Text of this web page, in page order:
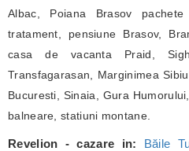
Albac, Poiana Brasov
tratament, pensiune Brasov,
casa de vacanta Praid,
Transfagarasan, Marginimea
Bucuresti, Sinaia, Gura
balneare, statiuni montane.
Revelion - cazare in: Băile